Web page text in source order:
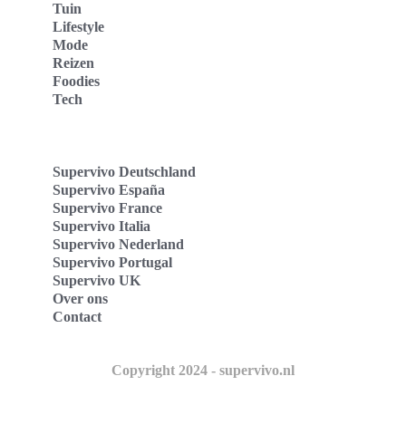
Tuin
Lifestyle
Mode
Reizen
Foodies
Tech
Supervivo Deutschland
Supervivo España
Supervivo France
Supervivo Italia
Supervivo Nederland
Supervivo Portugal
Supervivo UK
Over ons
Contact
Copyright 2024 - supervivo.nl